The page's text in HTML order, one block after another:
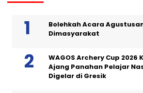
Bolehkah Acara
Dimasyarakat
WAGOS Archery Cup 2026
Ajang Panahan Pelajar
Digelar di Gresik